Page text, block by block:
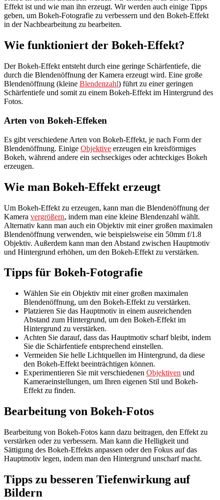
Effekt ist und wie man ihn erzeugt. Wir werden auch einige Tipps
geben, um Bokeh-Fotografie zu verbessern und den Bokeh-Effekt
in der Nachbearbeitung zu bearbeiten.
Wie funktioniert der Bokeh-Effekt?
Der Bokeh-Effekt entsteht durch eine geringe Schärfentiefe, die
durch die Blendenöffnung der Kamera erzeugt wird. Eine große
Blendenöffnung (kleine Blendenzahl) führt zu einer geringen
Schärfentiefe und somit zu einem Bokeh-Effekt im Hintergrund des
Fotos.
Arten von Bokeh-Effeken
Es gibt verschiedene Arten von Bokeh-Effekt, je nach Form der
Blendenöffnung. Einige Objektive erzeugen ein kreisförmiges
Bokeh, während andere ein sechseckiges oder achteckiges Bokeh
erzeugen.
Wie man Bokeh-Effekt erzeugt
Um Bokeh-Effekt zu erzeugen, kann man die Blendenöffnung der
Kamera vergrößern, indem man eine kleine Blendenzahl wählt.
Alternativ kann man auch ein Objektiv mit einer großen maximalen
Blendenöffnung verwenden, wie beispielsweise ein 50mm f/1.8
Objektiv. Außerdem kann man den Abstand zwischen Hauptmotiv
und Hintergrund erhöhen, um den Bokeh-Effekt zu verstärken.
Tipps für Bokeh-Fotografie
Wählen Sie ein Objektiv mit einer großen maximalen
Blendenöffnung, um den Bokeh-Effekt zu verstärken.
Platzieren Sie das Hauptmotiv in einem ausreichenden
Abstand zum Hintergrund, um den Bokeh-Effekt im
Hintergrund zu verstärken.
Achten Sie darauf, dass das Hauptmotiv scharf bleibt, indem
Sie die Schärfentiefe entsprechend einstellen.
Vermeiden Sie helle Lichtquellen im Hintergrund, da diese
den Bokeh-Effekt beeinträchtigen können.
Experimentieren Sie mit verschiedenen Objektiven und
Kameraeinstellungen, um Ihren eigenen Stil und Bokeh-
Effekt zu finden.
Bearbeitung von Bokeh-Fotos
Bearbeitung von Bokeh-Fotos kann dazu beitragen, den Effekt zu
verstärken oder zu verbessern. Man kann die Helligkeit und
Sättigung des Bokeh-Effekts anpassen oder den Fokus auf das
Hauptmotiv legen, indem man den Hintergrund unscharf macht.
Tipps zu besseren Tiefenwirkung auf
Bildern